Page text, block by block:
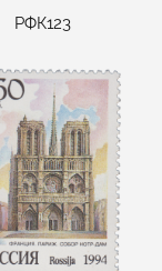
РФК123